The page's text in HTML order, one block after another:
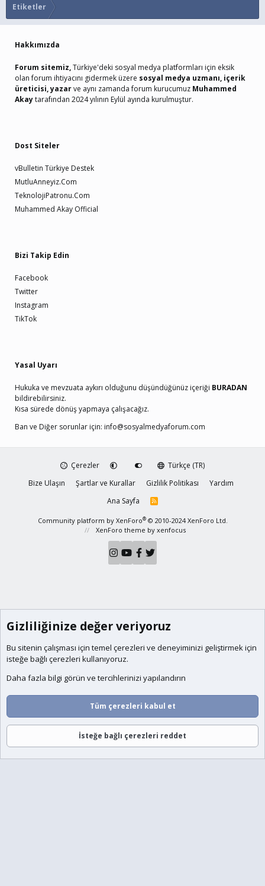
Etiketler
Hakkımızda
Forum sitemiz,Türkiye'deki sosyal medya platformları için eksik
olan forum ihtiyacını gidermek üzere sosyal medya uzmanı, içerik
üreticisi, yazarve aynı zamanda forum kurucumuz Muhammed
Akaytarafından 2024 yılının Eylül ayında kurulmuştur.
Dost Siteler
vBulletin Türkiye Destek
MutluAnneyiz.Com
TeknolojiPatronu.Com
Muhammed Akay Official
Bizi Takip Edin
Facebook
Twitter
Instagram
TikTok
Yasal Uyarı
Hukuka ve mevzuata aykırı olduğunu düşündüğünüz içeriği BURADAN
bildirebilirsiniz.
Kısa sürede dönüş yapmaya çalışacağız.
Ban ve Diğer sorunlar için: info@sosyalmedyaforum.com
Çerezler
Türkçe (TR)
Bize Ulaşın
Şartlar ve Kurallar Gizlilik Politikası
Yardım
Ana Sayfa
R
S
Community platform by XenForo® © 2010-2024 XenForo Ltd.
XenForo theme by xenfocus
Gizliliğinize değer veriyoruz
Bu sitenin çalışması için temel çerezleri ve deneyiminizi geliştirmek için
isteğe bağlı çerezleri kullanıyoruz.
Daha fazla bilgi görün ve tercihlerinizi yapılandırın
Tüm çerezleri kabul et
İsteğe bağlı çerezleri reddet